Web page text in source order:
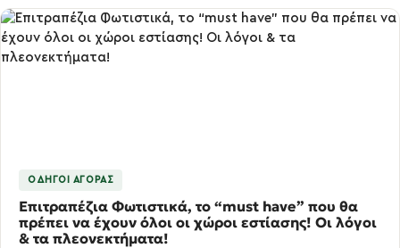
ΟΔΗΓΟΊ ΑΓΟΡΆΣ
Επιτραπέζια Φωτιστικά, τo “must have” που θα
πρέπει να έχουν όλοι οι χώροι εστίασης! Οι λόγοι
& τα πλεονεκτήματα!